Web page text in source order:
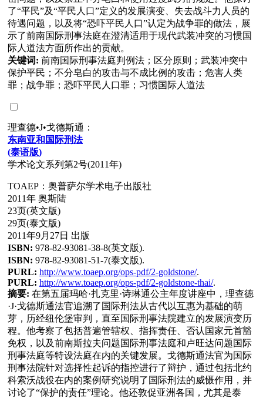
了“平民”及“平民人口”定义的发展演变、失去战斗力人员的
待遇问题，以及将“恐吓平民人口”认定为战争罪的做法，展
示了前南国际刑事法庭在澄清适用于现代武装冲突的习惯国
际人道法方面所作出的贡献。
关键词: 前南国际刑事法庭判例法；区分原则；武装冲突中
保护平民；不分皂白的攻击与不成比例的攻击；危害人类
罪；战争罪；恐吓平民人口罪；习惯国际人道法
理查德•J•戈德斯通：
东南亚和国际刑法
(泰语版)
学术论文系列第2号(2011年)
TOAEP：奥普萨尔学术电子出版社
2011年 奥斯陆
23页(英文版)
29页(泰文版)
2011年9月27日 出版
ISBN: 978-82-93081-38-8(英文版).
ISBN: 978-82-93081-51-7(泰文版).
PURL: http://www.toaep.org/ops-pdf/2-goldstone/.
PURL: http://www.toaep.org/ops-pdf/2-goldstone-thai/.
摘要: 在第五届玛哈·扎克里·诗琳通公主年度讲座中，理查德
·J·戈德斯通法官追溯了国际刑法从古代以互惠为基础的萌
芽，历经纽伦堡审判，直至国际刑事法院建立的发展演变历
程。他考察了包括普遍管辖权、指挥责任、否认国家元首豁
免权，以及前南斯拉夫问题国际刑事法庭和卢旺达问题国际
刑事法庭等特设法庭在内的关键发展。戈德斯通法官为国际
刑事法院针对选择性起诉的指控进行了辩护，通过包括北约
科索沃战役在内的案例研究说明了国际刑法的威慑作用，并
讨论了“保护的责任”理论。他还敦促亚洲各国，尤其是泰